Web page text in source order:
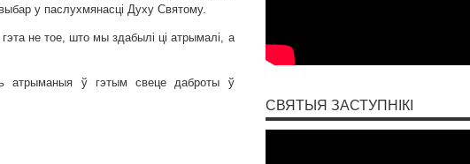
у паслухмянасці Духу Святому.
не тое, што мы здабылі ці атрымалі, а
атрыманыя ў гэтым свеце даброты ў
СВЯТЫЯ ЗАСТУПНІКІ